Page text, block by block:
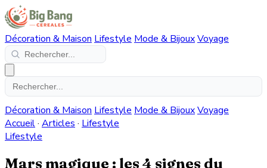
Décoration & Maison Lifestyle Mode & BijouxVoyage
Décoration & Maison Lifestyle Mode & BijouxVoyage
Accueil· Articles · Lifestyle
Lifestyle
Mars magique : les 4 signes du